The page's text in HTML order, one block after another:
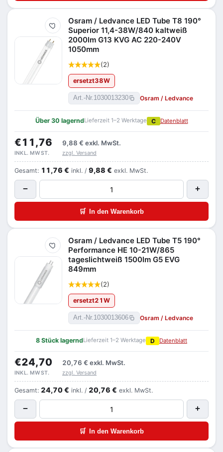
Merken
Osram / Ledvance LED Tube T8 190°
Superior 11,4-38W/840 kaltweiß
2000lm G13 KVG AC 220-240V
1050mm
(2)
ersetzt38W
Art.-Nr.1030013230 Osram / Ledvance
Über 30 lagerndLieferzeit 1–2 Werktage C Datenblatt
€11,76 9,88 € exkl. MwSt.
INKL. MWST. zzgl. Versand
Gesamt: 11,76 € inkl. / 9,88 € exkl. MwSt.
− +
🛒 In den Warenkorb
Merken
Osram / Ledvance LED Tube T5 190°
Performance HE 10-21W/865
tageslichtweiß 1500lm G5 EVG
849mm
(2)
ersetzt21 W
Art.-Nr.1030013606 Osram / Ledvance
8 Stück lagerndLieferzeit 1–2 Werktage D Datenblatt
€24,70 20,76 € exkl. MwSt.
INKL. MWST. zzgl. Versand
Gesamt: 24,70 € inkl. / 20,76 € exkl. MwSt.
− +
🛒 In den Warenkorb